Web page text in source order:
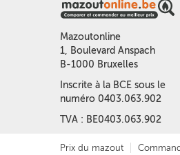
Mazoutonline
1, Boulevard Anspach
B-1000 Bruxelles
Inscrite à la BCE sous le
numéro 0403.063.902
TVA : BE0403.063.902
Prix du mazout